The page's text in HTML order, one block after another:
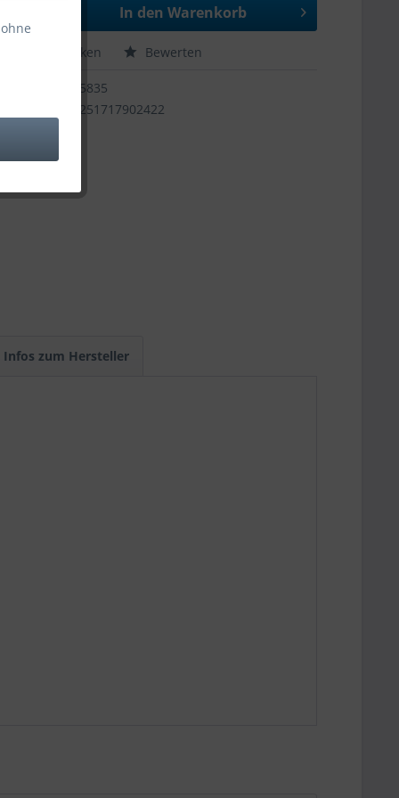
In den Warenkorb
Merken Bewerten
65835
4251717902422
Infos zum Hersteller